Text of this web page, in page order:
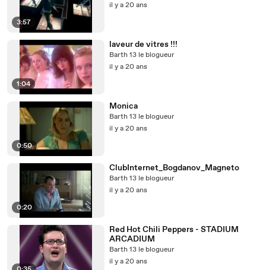
3:57
il y a 20 ans
1:04
laveur de vitres !!!
Barth 13 le blogueur
il y a 20 ans
0:50
Monica
Barth 13 le blogueur
il y a 20 ans
0:20
ClubInternet_Bogdanov_Magneto
Barth 13 le blogueur
il y a 20 ans
Red Hot Chili Peppers - STADIUM
ARCADIUM
Barth 13 le blogueur
il y a 20 ans